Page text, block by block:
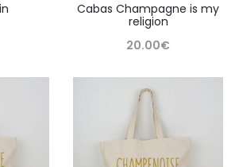
Cabas Champagne is my
religion
20.00€